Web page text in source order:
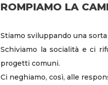
ROMPIAMO LA
Stiamo sviluppando una
Schiviamo la socialità e ci
progetti comuni.
Ci neghiamo, così, alle